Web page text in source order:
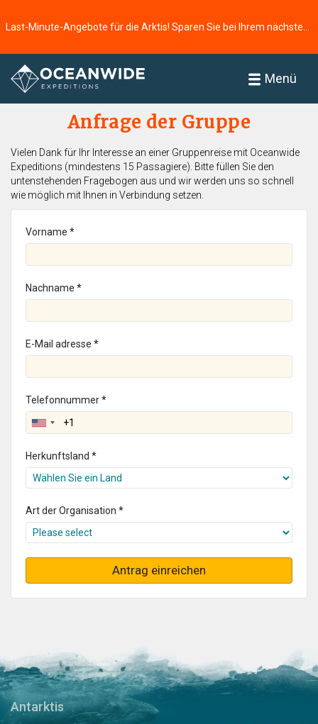
Menü
Startseite
Anfrage der Gruppe
Vielen Dank für Ihr Interesse an einer Gruppenreise mit Oceanwide
Expeditions (mindestens 15 Passagiere). Bitte füllen Sie den
untenstehenden Fragebogen aus und wir werden uns so schnell
wie möglich mit Ihnen in Verbindung setzen.
Vorname *
Nachname *
E-Mail adresse *
Telefonnummer *
Herkunftsland *
Art der Organisation *
Antrag einreichen
Antarktis